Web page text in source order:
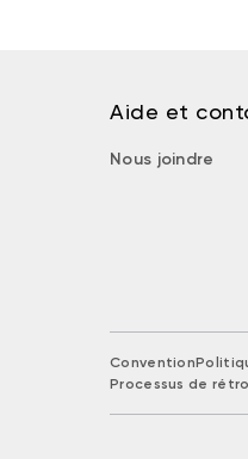
Aide et
Nous joindre
Convention
Processus de